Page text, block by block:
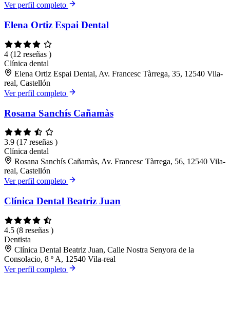
Ver perfil completo
Elena Ortiz Espai Dental
4 (12 reseñas )
Clínica dental
Elena Ortiz Espai Dental, Av. Francesc Tàrrega, 35, 12540 Vila-
real, Castellón
Ver perfil completo
Rosana Sanchís Cañamàs
3.9 (17 reseñas )
Clínica dental
Rosana Sanchís Cañamàs, Av. Francesc Tàrrega, 56, 12540 Vila-
real, Castellón
Ver perfil completo
Clínica Dental Beatriz Juan
4.5 (8 reseñas )
Dentista
Clínica Dental Beatriz Juan, Calle Nostra Senyora de la
Consolacio, 8 º A, 12540 Vila-real
Ver perfil completo